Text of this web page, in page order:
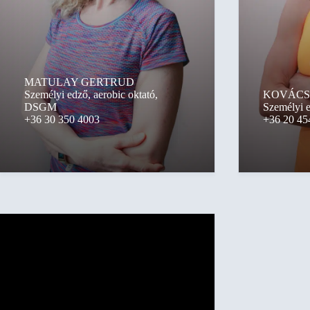
MATULAY GERTRUD
Személyi edző, aerobic oktató,
DSGM
+36 30 350 4003
Személyi
+36 20